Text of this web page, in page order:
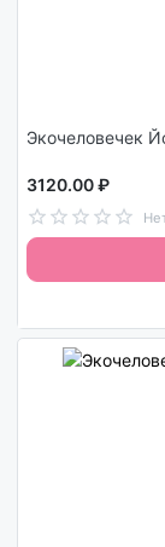
Экочеловечек
3120.00 ₽